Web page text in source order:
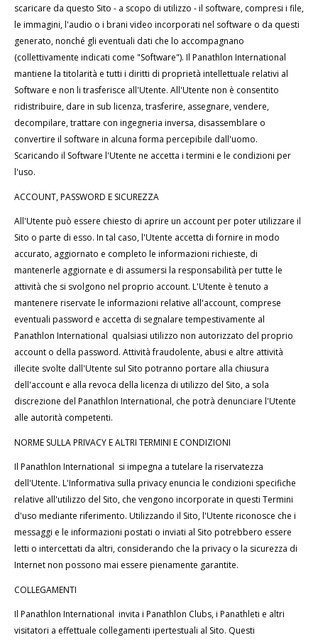
scaricare da questo Sito - a scopo di utilizzo - il software, compresi i file,
le immagini, l'audio o i brani video incorporati nel software o da questi
generato, nonché gli eventuali dati che lo accompagnano
(collettivamente indicati come "Software"). Il Panathlon International
mantiene la titolarità e tutti i diritti di proprietà intellettuale relativi al
Software e non li trasferisce all'Utente. All'Utente non è consentito
ridistribuire, dare in sub licenza, trasferire, assegnare, vendere,
decompilare, trattare con ingegneria inversa, disassemblare o
convertire il software in alcuna forma percepibile dall'uomo.
Scaricando il Software l'Utente ne accetta i termini e le condizioni per
l'uso.
ACCOUNT, PASSWORD E SICUREZZA
All'Utente può essere chiesto di aprire un account per poter utilizzare il
Sito o parte di esso. In tal caso, l'Utente accetta di fornire in modo
accurato, aggiornato e completo le informazioni richieste, di
mantenerle aggiornate e di assumersi la responsabilità per tutte le
attività che si svolgono nel proprio account. L'Utente è tenuto a
mantenere riservate le informazioni relative all'account, comprese
eventuali password e accetta di segnalare tempestivamente al
Panathlon International qualsiasi utilizzo non autorizzato del proprio
account o della password. Attività fraudolente, abusi e altre attività
illecite svolte dall'Utente sul Sito potranno portare alla chiusura
dell'account e alla revoca della licenza di utilizzo del Sito, a sola
discrezione del Panathlon International, che potrà denunciare l'Utente
alle autorità competenti.
NORME SULLA PRIVACY E ALTRI TERMINI E CONDIZIONI
Il Panathlon International si impegna a tutelare la riservatezza
dell'Utente. L'Informativa sulla privacy enuncia le condizioni specifiche
relative all'utilizzo del Sito, che vengono incorporate in questi Termini
d'uso mediante riferimento. Utilizzando il Sito, l'Utente riconosce che i
messaggi e le informazioni postati o inviati al Sito potrebbero essere
letti o intercettati da altri, considerando che la privacy o la sicurezza di
Internet non possono mai essere pienamente garantite.
COLLEGAMENTI
Il Panathlon International invita i Panathlon Clubs, i Panathleti e altri
visitatori a effettuale collegamenti ipertestuali al Sito. Questi